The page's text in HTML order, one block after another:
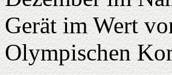
Gerät im Wert
Olympischen